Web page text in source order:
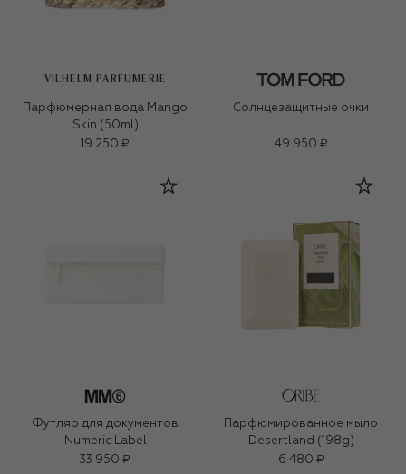
VILHELM PARFUMERIE
Парфюмерная вода Mango
Skin (50ml)
19 250 ₽
Солнцезащитные очки
49 950 ₽
Футляр для документов
Numeric Label
33 950 ₽
Парфюмированное мыло
Desertland (198g)
6 480 ₽